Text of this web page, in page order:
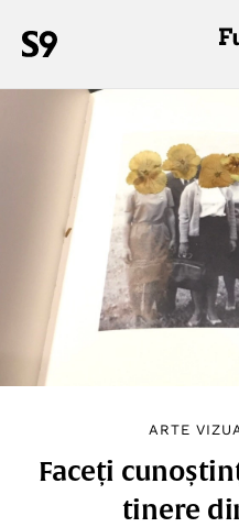
ARTE
Faceți
tinere